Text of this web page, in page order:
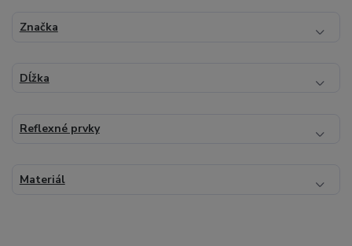
Značka
Dĺžka
Reflexné prvky
Materiál